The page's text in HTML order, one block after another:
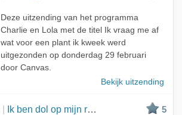
Deze uitzending van het programma
Charlie en Lola met de titel Ik vraag me af
wat voor een plant ik kweek werd
uitgezonden op donderdag 29 februari
door Canvas.
Bekijk uitzending
Ik ben dol op mijn rode, glimmende schoenen 5